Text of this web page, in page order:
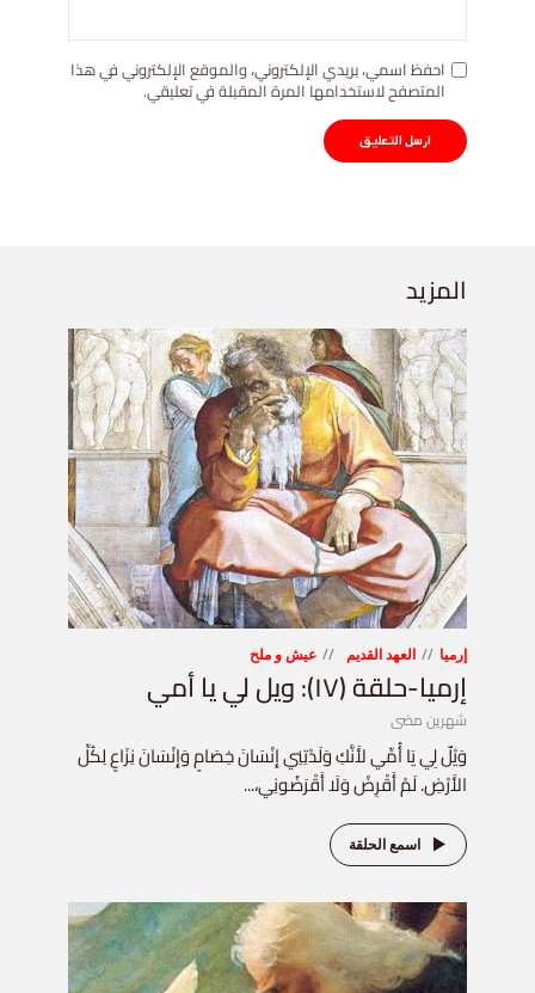
احفظ اسمي، بريدي الإلكتروني، والموقع الإلكتروني في هذا
المتصفح لاستخدامها المرة المقبلة في تعليقي.
المزيد
إرميا العهد القديم عيش و ملح
إرميا-حلقة (١٧): ويل لي يا أمي
شهرين مضى
وَيْلٌ لِي يَا أُمِّي لأَنَّكِ وَلَدْتِنِي إِنْسَانَ خِصَامٍ وَإِنْسَانَ نِزَاعٍ لِكُلِّ
الأَرْضِ. لَمْ أَقْرِضْ وَلَا أَقْرَضُونِي،...
اسمع الحلقة